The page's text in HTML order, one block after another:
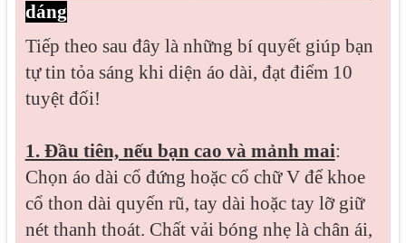
dáng
Tiếp theo sau đây là những bí quyết giúp bạn
tự tin tỏa sáng khi diện áo dài, đạt điểm 10
tuyệt đối!
1. Đầu tiên, nếu bạn cao và mảnh mai:
Chọn áo dài cổ đứng hoặc cổ chữ V để khoe
cổ thon dài quyến rũ, tay dài hoặc tay lỡ giữ
nét thanh thoát. Chất vải bóng nhẹ là chân ái,